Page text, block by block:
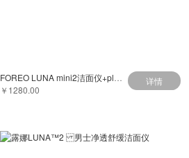
￥1280.00
详情